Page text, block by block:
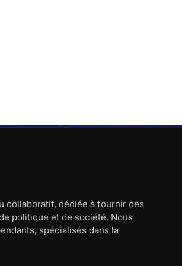
collaboratif, dédiée à fournir des
politique et de société. Nous
spécialisés dans la